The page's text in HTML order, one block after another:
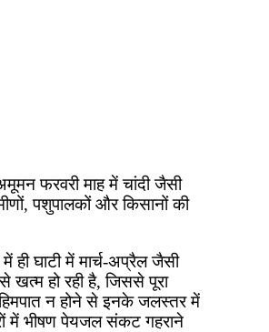
फरवरी माह में चांदी जैसी
पशुपालकों और किसानों की
घाटी में मार्च-अप्रैल जैसी
खत्म हो रही है, जिससे पूरा
हिमपात न होने से इनके जलस्तर में
में भीषण पेयजल संकट गहराने